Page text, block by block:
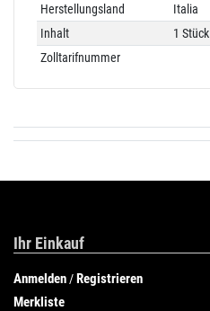
Herstellungsland
Italia
Inhalt
1 Stück
Zolltarifnummer
Ihr Einkauf
Anmelden /Registrieren
Merkliste